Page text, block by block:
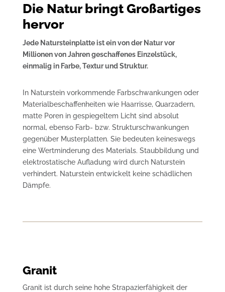
Die Natur bringt Großartiges
hervor
Jede Natursteinplatte ist ein von der Natur vor
Millionen von Jahren geschaffenes Einzelstück,
einmalig in Farbe, Textur und Struktur.
In Naturstein vorkommende Farbschwankungen oder
Materialbeschaffenheiten wie Haarrisse, Quarzadern,
matte Poren in gespiegeltem Licht sind absolut
normal, ebenso Farb- bzw. Strukturschwankungen
gegenüber Musterplatten. Sie bedeuten keineswegs
eine Wertminderung des Materials. Staubbildung und
elektrostatische Aufladung wird durch Naturstein
verhindert. Naturstein entwickelt keine schädlichen
Dämpfe.
Granit
Granit ist durch seine hohe Strapazierfähigkeit der